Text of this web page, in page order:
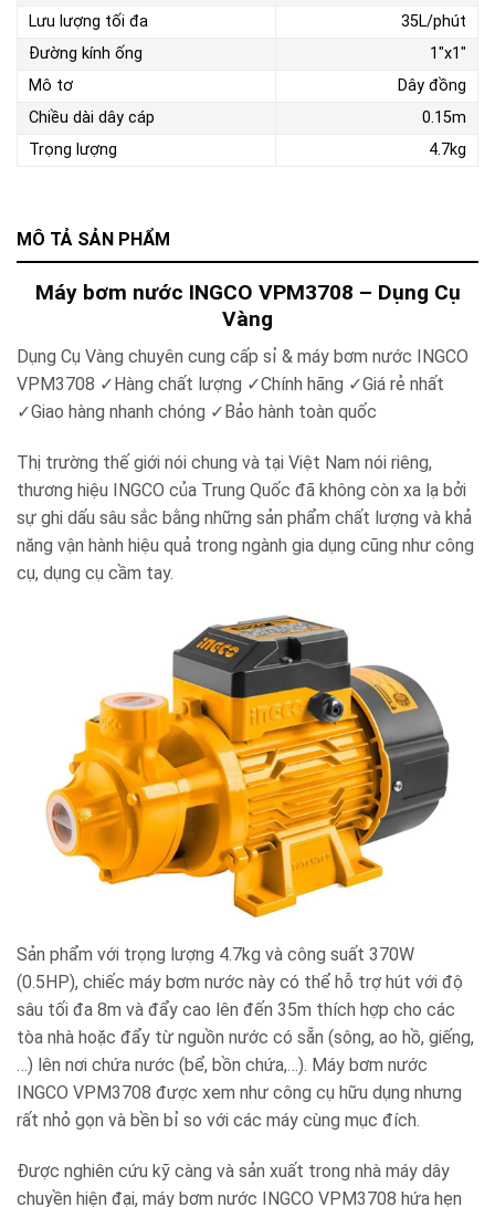
MÔ TẢ SẢN PHẨM
Máy bơm nước INGCO VPM3708 – Dụng Cụ
Vàng
Dụng Cụ Vàng chuyên cung cấp sỉ & máy bơm nước INGCO
VPM3708 ✓ Hàng chất lượng ✓Chính hãng ✓Giá rẻ nhất
✓Giao hàng nhanh chóng ✓ Bảo hành toàn quốc
Thị trường thế giới nói chung và tại Việt Nam nói riêng,
thương hiệu INGCO của Trung Quốc đã không còn xa lạ bởi
sự ghi dấu sâu sắc bằng những sản phẩm chất lượng và khả
năng vận hành hiệu quả trong ngành gia dụng cũng như công
cụ, dụng cụ cầm tay.
Sản phẩm với trọng lượng 4.7kg và công suất 370W
(0.5HP), chiếc máy bơm nước này có thể hỗ trợ hút với độ
sâu tối đa 8m và đẩy cao lên đến 35m thích hợp cho các
tòa nhà hoặc đẩy từ nguồn nước có sẵn (sông, ao hồ, giếng,
…) lên nơi chứa nước (bể, bồn chứa,…). Máy bơm nước
INGCO VPM3708 được xem như công cụ hữu dụng nhưng
rất nhỏ gọn và bền bỉ so với các máy cùng mục đích.
Được nghiên cứu kỹ càng và sản xuất trong nhà máy dây
chuyền hiện đại, máy bơm nước INGCO VPM3708 hứa hẹn
Lưu lượng tối đa
35L/phút
Đường kính ống
1"x1"
Mô tơ
Dây đồng
Chiều dài dây cáp
0.15m
Trọng lượng
4.7kg